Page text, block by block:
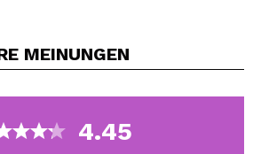
und flexible Bürste erreicht
angereichert und
es Ihnen, genau die
um „volle“ Wimpern zu
MEINUNGEN
4.45